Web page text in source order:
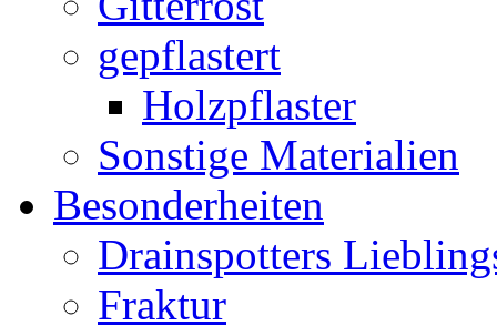
gepflastert
Holzpflaster
Sonstige Materialien
Besonderheiten
Drainspotters
Fraktur